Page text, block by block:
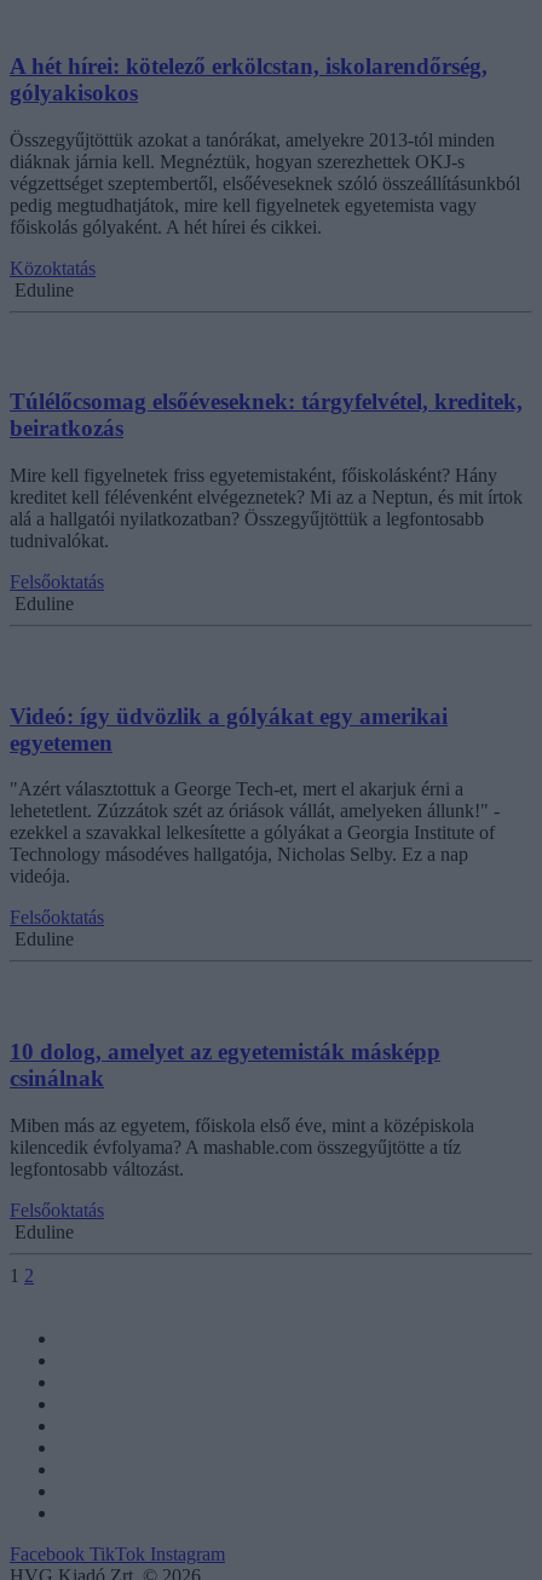
A hét hírei: kötelező erkölcstan, iskolarendőrség,
gólyakisokos
Összegyűjtöttük azokat a tanórákat, amelyekre 2013-tól minden
diáknak járnia kell. Megnéztük, hogyan szerezhettek OKJ-s
végzettséget szeptembertől, elsőéveseknek szóló összeállításunkból
pedig megtudhatjátok, mire kell figyelnetek egyetemista vagy
főiskolás gólyaként. A hét hírei és cikkei.
Közoktatás
Eduline
Túlélőcsomag elsőéveseknek: tárgyfelvétel, kreditek,
beiratkozás
Mire kell figyelnetek friss egyetemistaként, főiskolásként? Hány
kreditet kell félévenként elvégeznetek? Mi az a Neptun, és mit írtok
alá a hallgatói nyilatkozatban? Összegyűjtöttük a legfontosabb
tudnivalókat.
Felsőoktatás
Eduline
Videó: így üdvözlik a gólyákat egy amerikai
egyetemen
"Azért választottuk a George Tech-et, mert el akarjuk érni a
lehetetlent. Zúzzátok szét az óriások vállát, amelyeken állunk!" -
ezekkel a szavakkal lelkesítette a gólyákat a Georgia Institute of
Technology másodéves hallgatója, Nicholas Selby. Ez a nap
videója.
Felsőoktatás
Eduline
10 dolog, amelyet az egyetemisták másképp
csinálnak
Miben más az egyetem, főiskola első éve, mint a középiskola
kilencedik évfolyama? A mashable.com összegyűjtötte a tíz
legfontosabb változást.
Felsőoktatás
Eduline
1 2
Facebook TikTok Instagram
HVG Kiadó Zrt. © 2026